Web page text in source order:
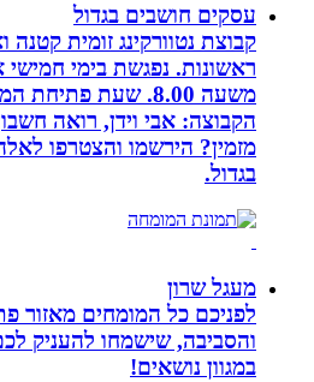
עסקים חושבים בגדול
קבוצת נטוורקינג זומית קטנה
ראשונות. נפגשת בימי חמישי
הקבוצה: אבי וידן, רואה
מזמין? הירשמו והצטרפו
בגדול.
מעגל שרון
לפניכם כל המומחים מאזור
והסביבה, שישמחו להעניק לכם
במגוון נושאים!